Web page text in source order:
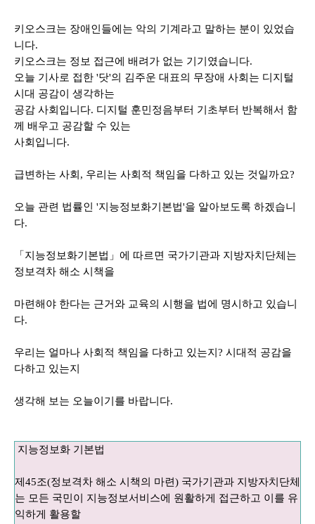
키오스크는 장애인들에는 악의 기계라고 말하는 분이 있었습
니다.
키오스크는 정보 접근에 배려가 없는 기기였습니다.
오늘 기사로 접한 '닷'의 김주운 대표의 무장애 사회는 디지털
시대 공감이 생각하는
공감 사회입니다. 디지털 훈민정음부터 기초부터 반복해서 함
께 배우고 공감할 수 있는
사회입니다.
급변하는 사회 , 우리는 사회적 책임을 다하고 있는 것일까요?
오늘 관련 법률인 '지능정보화기본법'을 알아보도록 하겠습니
다.
「 지능정보화기본법 」 에 따르면 국가기관과 지방자치단체는
정보격차 해소 시책을
마련해야 한다는 근거와 교육의 시행을 법에 명시하고 있습니
다.
우리는 얼마나 사회적 책임을 다하고 있는지 ? 시대적 공감을
다하고 있는지
생각해 보는 오늘이기를 바랍니다.
지능정보화 기본법
제 45조(정보격차 해소 시책의 마련) 국가기관과 지방자치단체
는 모든 국민이 지능정보서비스에 원활하게 접근하고 이를 유
익하게 활용할